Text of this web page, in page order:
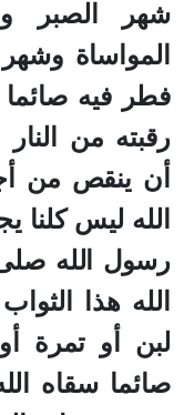
شهر الصبر
المواساة
فطر فيه
رقبته من
أن ينقص من
الله ليس كلنا
رسول الله
الله هذا
لبن أو تمرة
صائما سقاه